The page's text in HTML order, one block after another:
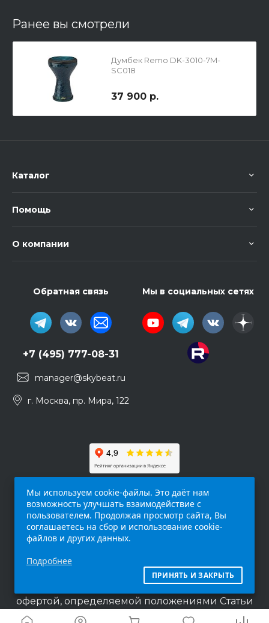
Ранее вы смотрели
Думбек Remo DK-3010-7M-
SC018
37 900 р.
Каталог
Помощь
О компании
Обратная связь
+7 (495) 777-08-31
manager@skybeat.ru
г. Москва, пр. Мира, 122
Мы в социальных сетях
интернет-сайт (
исключительно информационный характер и
ни при каких условиях не является публичной
офертой, определяемой положениями Статьи
437 п.2 Гражданского кодекса Российской
Мы используем cookie-файлы. Это даёт нам
возможность улучшать взаимодействие с
пользователем. Продолжая просмотр сайта, Вы
соглашаетесь на сбор и использование cookie-
файлов и других данных.
Подробнее
ПРИНЯТЬ И ЗАКРЫТЬ